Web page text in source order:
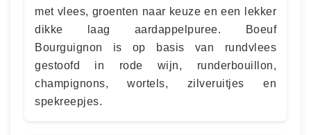
met vlees, groenten naar keuze en een lekker
dikke laag aardappelpuree. Boeuf
Bourguignon is op basis van rundvlees
gestoofd in rode wijn, runderbouillon,
champignons, wortels, zilveruitjes en
spekreepjes.